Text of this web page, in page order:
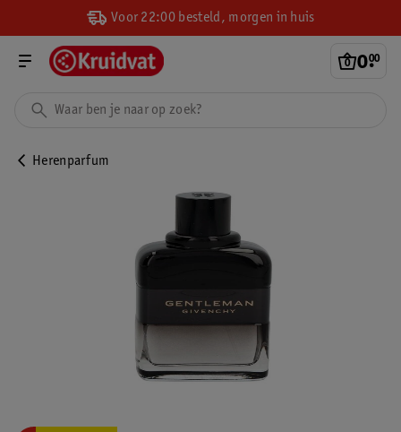
Voor 22:00 besteld, morgen in huis
0.
00
Herenparfum